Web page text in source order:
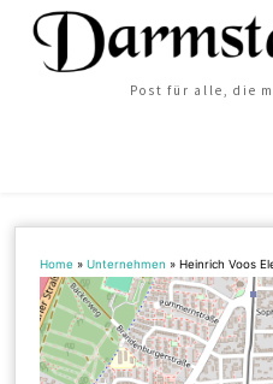
Post für alle, die
Home »Unternehmen »Heinrich Voos